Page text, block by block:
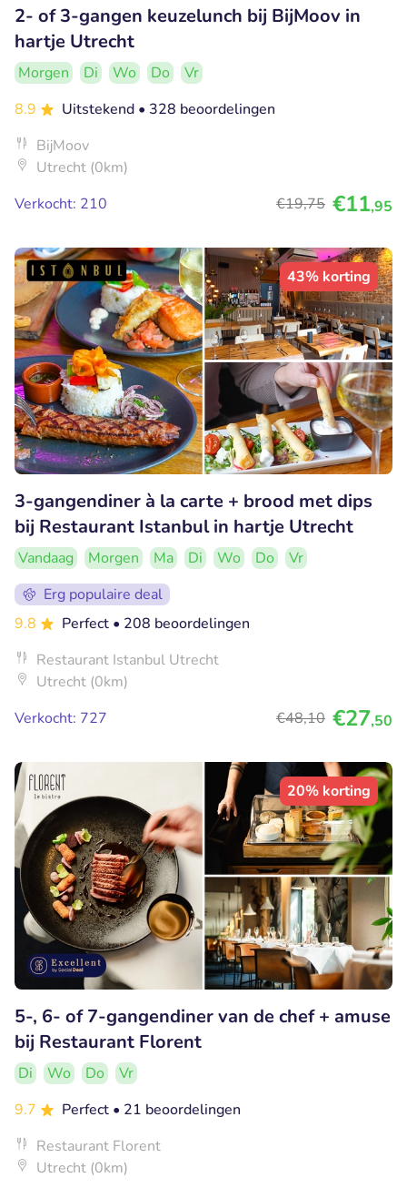
2- of 3-gangen keuzelunch bij BijMoov in
hartje Utrecht
Morgen Di Wo Do
Vr
8.9
Uitstekend • 328 beoordelingen
BijMoov
Utrecht (0km)
Verkocht: 210
€19,75 €11,95
43% korting
3-gangendiner à la carte + brood met dips
bij Restaurant Istanbul in hartje Utrecht
Vandaag Morgen Ma Di Wo Do
Vr
Erg populaire deal
9.8
Perfect • 208 beoordelingen
Restaurant Istanbul Utrecht
Utrecht (0km)
Verkocht: 727
€48,10 €27,50
20% korting
5-, 6- of 7-gangendiner van de chef + amuse
bij Restaurant Florent
Di Wo Do
Vr
9.7
Perfect • 21 beoordelingen
Restaurant Florent
Utrecht (0km)